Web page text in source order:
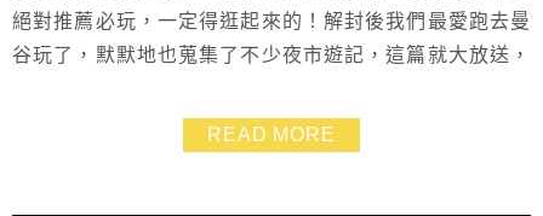
絕對推薦必玩，一定得逛起來的！解封後我們最愛跑去曼
谷玩了，默默地也蒐集了不少夜市遊記，這篇就大放送，
火車夜市、Save One GO Market、JODD FAIRS 喬德
夜市、JODD FAIRS DanNeramit 神奇之地、Asiatique
READ MORE